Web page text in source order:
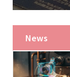
News